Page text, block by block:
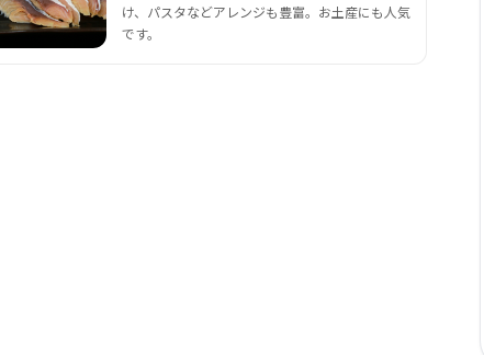
け、パスタなどアレンジも豊富。お土産にも人気
です。